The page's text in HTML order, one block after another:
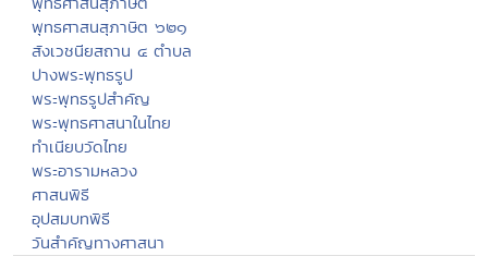
พุทธศาสนสุภาษิต ๖๒๑
สังเวชนียสถาน ๔ ตำบล
ปางพระพุทธรูป
พระพุทธรูปสำคัญ
พระพุทธศาสนาในไทย
ทำเนียบวัดไทย
พระอารามหลวง
ศาสนพิธี
อุปสมบทพิธี
วันสำคัญทางศาสนา